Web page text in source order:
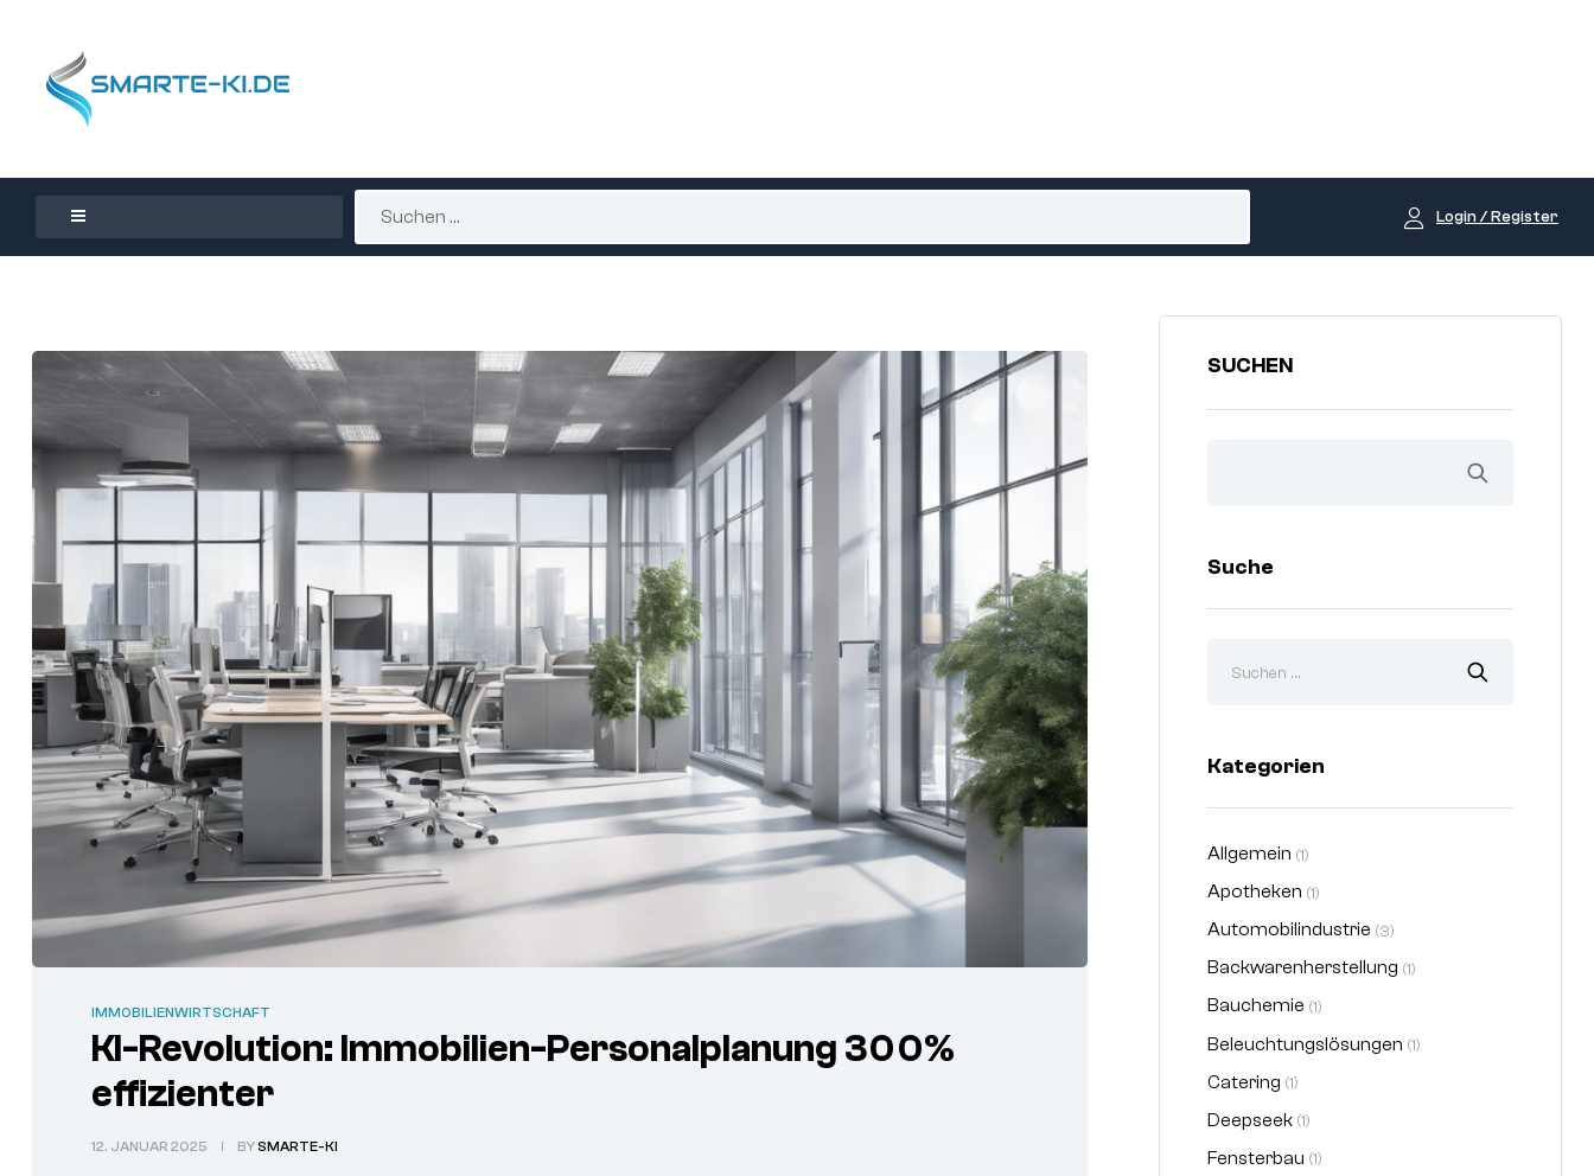
Login / Register
IMMOBILIENWIRTSCHAFT
KI-Revolution: Immobilien-Personalplanung 300%
effizienter
12. JANUAR 2025 BYSMARTE-KI
SUCHEN
Suche
Kategorien
Allgemein (1)
Apotheken (1)
Automobilindustrie (3)
Backwarenherstellung (1)
Bauchemie (1)
Beleuchtungslösungen (1)
Catering (1)
Deepseek (1)
Fensterbau (1)